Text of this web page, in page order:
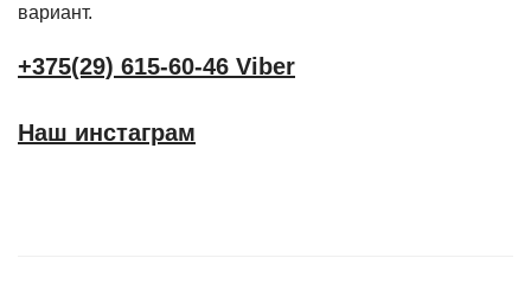
вариант.
+375(29) 615-60-46 Viber
Наш инстаграм